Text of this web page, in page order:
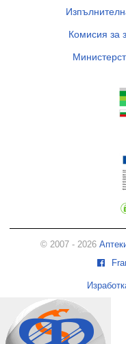
Комисия за
© 2007 - 2026